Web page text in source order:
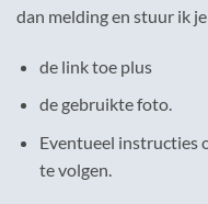
dan melding en stuur ik
de link toe plus
de gebruikte foto.
Eventueel instructies
te volgen.